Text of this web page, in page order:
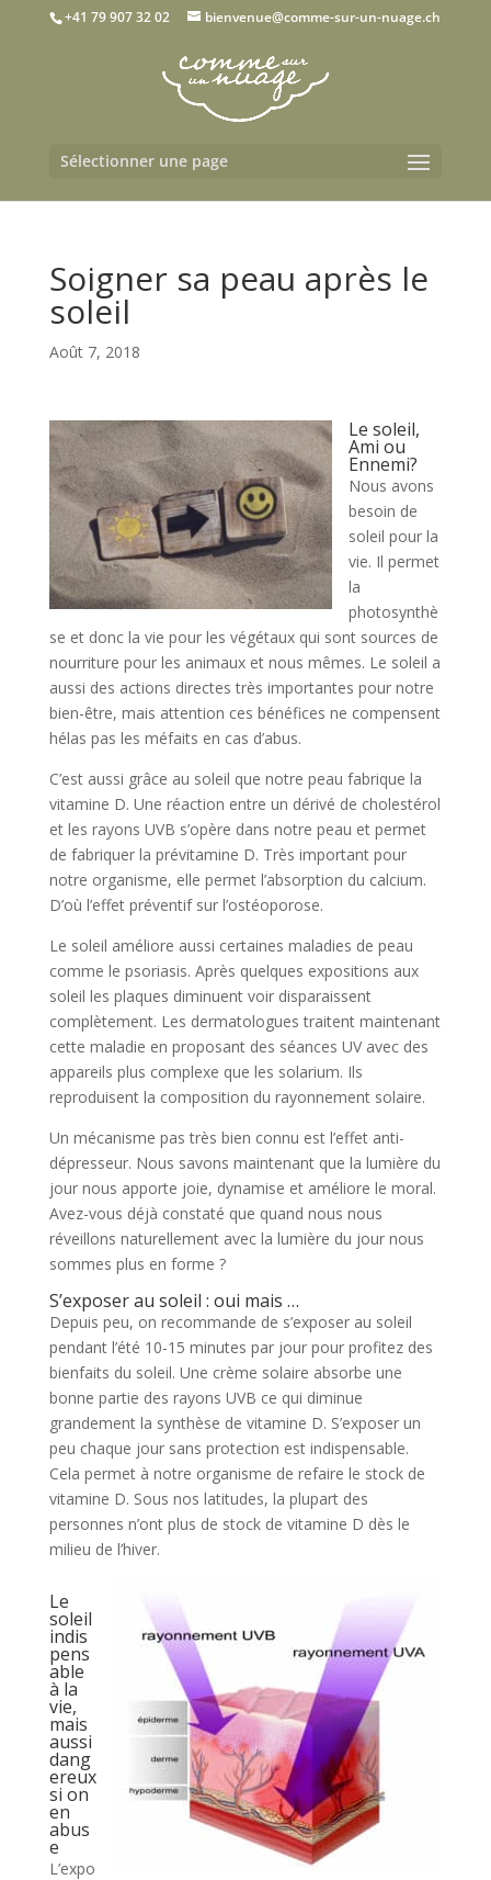
+41 79 907 32 02 bienvenue@comme-sur-un-nuage.ch
Sélectionner une page
Soigner sa peau après le
soleil
Août 7, 2018
Le soleil,
Ami ou
Ennemi?
Nous avons
besoin de
soleil pour la
vie. Il permet
la
photosynthè
se et donc la vie pour les végétaux qui sont sources de
nourriture pour les animaux et nous mêmes. Le soleil a
aussi des actions directes très importantes pour notre
bien-être, mais attention ces bénéfices ne compensent
hélas pas les méfaits en cas d’abus.
C’est aussi grâce au soleil que notre peau fabrique la
vitamine D. Une réaction entre un dérivé de cholestérol
et les rayons UVB s’opère dans notre peau et permet
de fabriquer la prévitamine D. Très important pour
notre organisme, elle permet l’absorption du calcium.
D’où l’effet préventif sur l’ostéoporose.
Le soleil améliore aussi certaines maladies de peau
comme le psoriasis. Après quelques expositions aux
soleil les plaques diminuent voir disparaissent
complètement. Les dermatologues traitent maintenant
cette maladie en proposant des séances UV avec des
appareils plus complexe que les solarium. Ils
reproduisent la composition du rayonnement solaire.
Un mécanisme pas très bien connu est l’effet anti-
dépresseur. Nous savons maintenant que la lumière du
jour nous apporte joie, dynamise et améliore le moral.
Avez-vous déjà constaté que quand nous nous
réveillons naturellement avec la lumière du jour nous
sommes plus en forme ?
S’exposer au soleil : oui mais …
Depuis peu, on recommande de s’exposer au soleil
pendant l’été 10-15 minutes par jour pour profitez des
bienfaits du soleil. Une crème solaire absorbe une
bonne partie des rayons UVB ce qui diminue
grandement la synthèse de vitamine D. S’exposer un
peu chaque jour sans protection est indispensable.
Cela permet à notre organisme de refaire le stock de
vitamine D. Sous nos latitudes, la plupart des
personnes n’ont plus de stock de vitamine D dès le
milieu de l’hiver.
Le
soleil
indis
pens
able
à la
vie,
mais
aussi
dang
ereux
si on
en
abus
e
L’expo